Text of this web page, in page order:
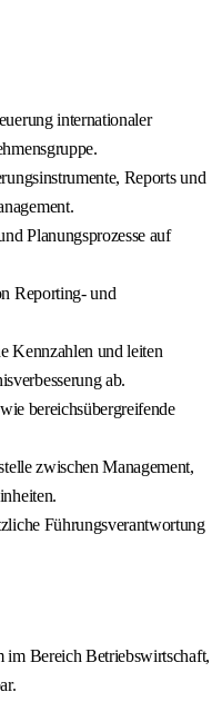
internationaler
Reports und
Planungsprozesse auf
Reporting- und
Kennzahlen und leiten
ab.
bereichsübergreifende
zwischen Management,
Führungsverantwortung
im Bereich Betriebswirtschaft,